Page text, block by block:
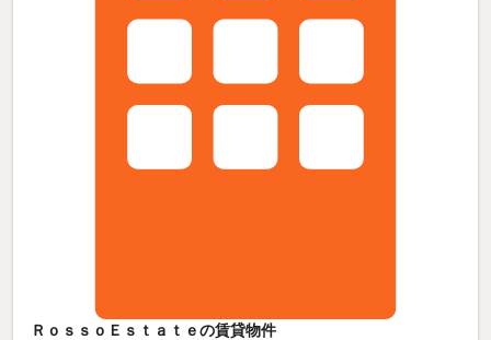
ＲｏｓｓｏＥｓｔａｔｅの賃貸物件